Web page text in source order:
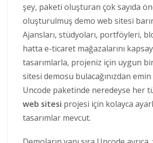
şey, paketi oluşturan çok sayıda
oluşturulmuş demo web sitesi
Ajansları, stüdyoları, portföyleri,
hatta e-ticaret mağazalarını
tasarımlarla, projeniz için uygun
sitesi demosu bulacağınızdan
Uncode paketinde neredeyse her
web sitesi projesi için kolayca
tasarımlar mevcut.